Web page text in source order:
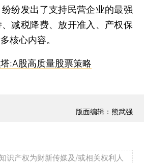
纷发出了支持民营企业的最强
减税降费、放开准入、产权保
核心内容。
:A股高质量股票策略
版面编辑：熊武强
识产权为财新传媒及/或相关权利人